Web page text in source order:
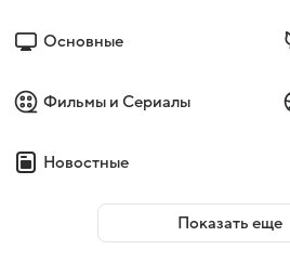
Основные
Фильмы и Сериалы
Новостные
Показать еще